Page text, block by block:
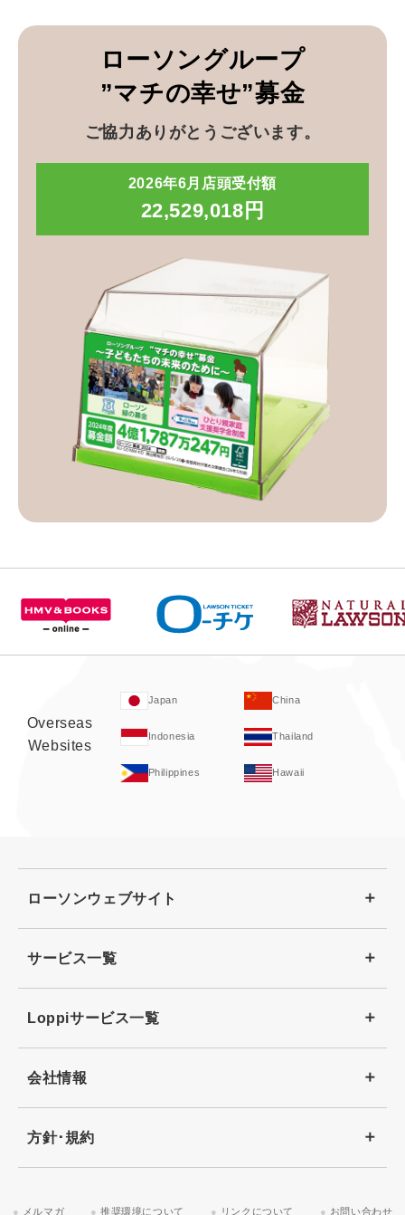
ローソングループ
”マチの幸せ”募金
ご協力ありがとうございます。
2026年6月店頭受付額
22,529,018円
Overseas
Websites
Japan China
Indonesia Thailand
Philippines Hawaii
ローソンウェブサイト
サービス一覧
Loppiサービス一覧
会社情報
方針･規約
メルマガ 推奨環境について リンクについて お問い合わせ